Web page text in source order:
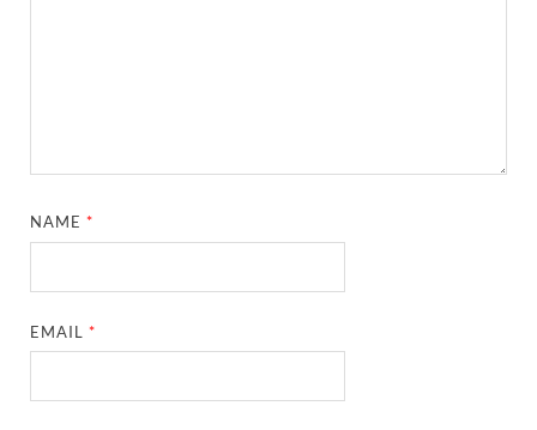
NAME*
EMAIL*